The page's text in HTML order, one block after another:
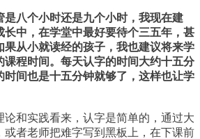
是八个小时还是九个小时，我现在建
长中，在学堂中最好要待个三五年，甚
果从小就读经的孩子，我也建议将来学
课程时间。每天认字的时间大约十五分
时间也是十五分钟就够了，这样也让学
论和实践看来，认字是简单的，通过大
或者老师把难字写到黑板上，在下课前